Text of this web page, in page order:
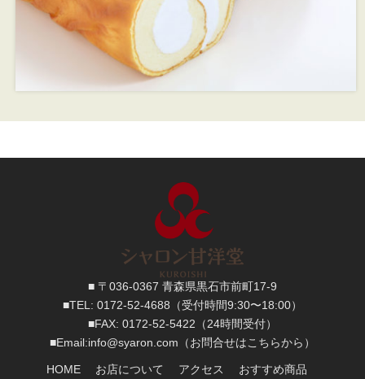
■ 〒036-0367 青森県黒石市前町17-9
■TEL: 0172-52-4688 （受付時間9:30〜18:00）
■FAX: 0172-52-5422 （24時間受付）
■Email:info@syaron.com （お問合せはこちらから）
HOME お店について アクセス おすすめ商品